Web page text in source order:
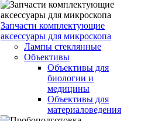
Запчасти комплектующие
аксессуары для микроскопа
Лампы стеклянные
Объективы
Объективы для
биологии и
медицины
Объективы для
материаловедения